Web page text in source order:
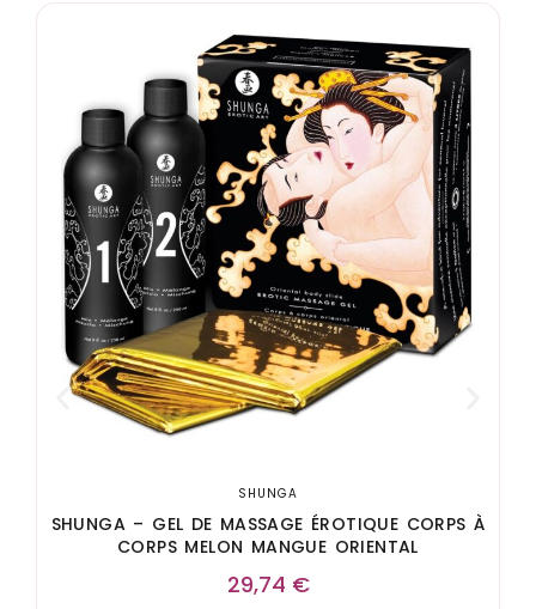
SHUNGA
SHUNGA – GEL DE MASSAGE ÉROTIQUE CORPS À
CORPS MELON MANGUE ORIENTAL
29,74 €